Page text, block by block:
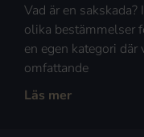
Vad är en
olika bestämmelser
en egen kategori
omfattande
Läs mer